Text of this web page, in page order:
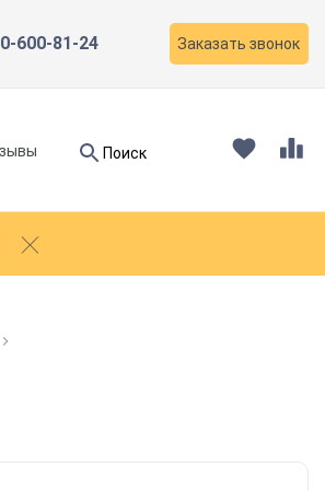
600-81-24 Заказать звонок
Поиск